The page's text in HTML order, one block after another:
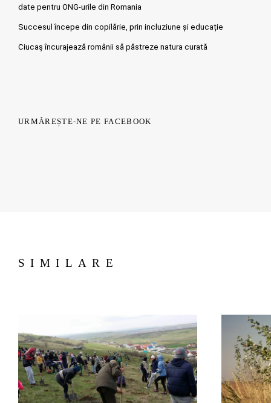
date pentru ONG-urile din Romania
Succesul începe din copilărie, prin incluziune și educație
Ciucaş încurajează românii să păstreze natura curată
URMĂREȘTE-NE PE FACEBOOK
SIMILARE